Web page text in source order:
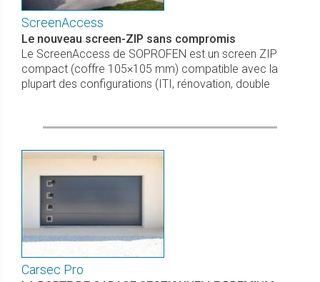
ScreenAccess
Le nouveau screen-ZIP sans compromis
Le ScreenAccess de SOPROFEN est un screen ZIP
compact (coffre 105×105 mm) compatible avec la
plupart des configurations (ITI, rénovation, double
Carsec Pro